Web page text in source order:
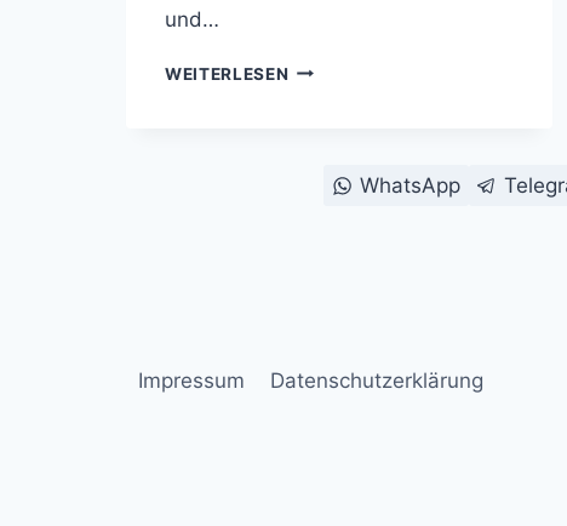
und…
WEITERLESEN DIE
MUSK
WhatsApp
Impressum Datenschutzerklärung